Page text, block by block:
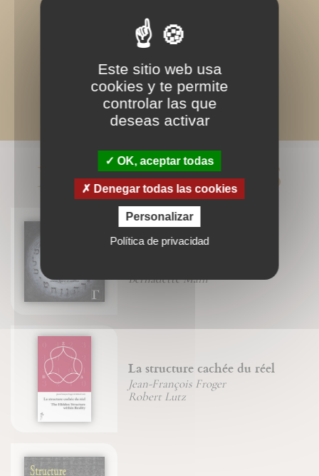
LIVRES ASSOCIÉS
L'arbre des archétypes
Bernadette Main
La structure cachée du réel
Jean-François Froger
Robert Lutz
Este sitio web usa
cookies y te permite
controlar las que
deseas activar
OK, aceptar todas
Denegar todas las cookies
Personalizar
Política de privacidad